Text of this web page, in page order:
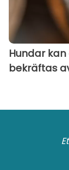
Hundar
bekräftas